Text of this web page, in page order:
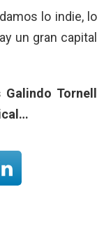
lo indie, lo
un gran capital
Tornell